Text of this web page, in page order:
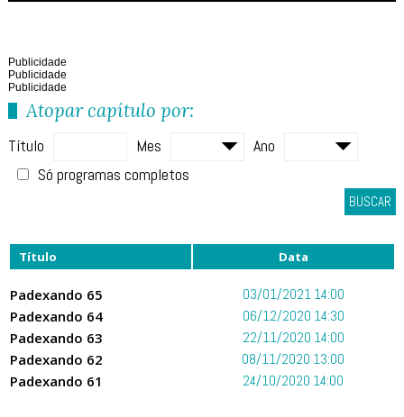
Publicidade
Publicidade
Publicidade
Atopar capítulo por:
Título Mes
Ano
Só programas completos
BUSCAR
Título Data
Padexando 65 03/01/2021 14:00
Padexando 64 06/12/2020 14:30
Padexando 63 22/11/2020 14:00
Padexando 62 08/11/2020 13:00
Padexando 61 24/10/2020 14:00